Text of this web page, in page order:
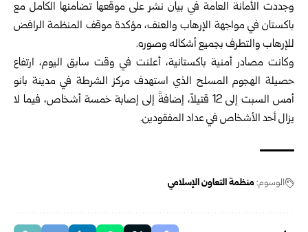
وجددت الأمانة العامة في بيان نشر على موقعها تضامنها الكامل مع
باكستان في مواجهة الإرهاب والعنف، مؤكدة موقف المنظمة الرافض
للإرهاب والتطرف بجميع أشكاله وصوره.
وكانت مصادر أمنية باكستانية، أعلنت في وقت سابق اليوم، ارتفاع
حصيلة الهجوم المسلح الذي استهدف مركز الشرطة في مدينة بانو
أمس السبت إلى 12 قتيلاً، إضافةً إلى إصابة خمسة أشخاص، فيما لا
يزال أحد الأشخاص في عداد المفقودين.
الوسوم: منظمة التعاون الإسلامي